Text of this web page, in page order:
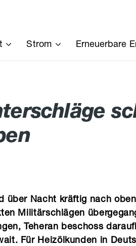
& Reinigen
Strom
erklärt
Erneuerbare
über Nacht kräftig nach
Militärschlägen
Teheran beschoss
Für Heizölkunden in